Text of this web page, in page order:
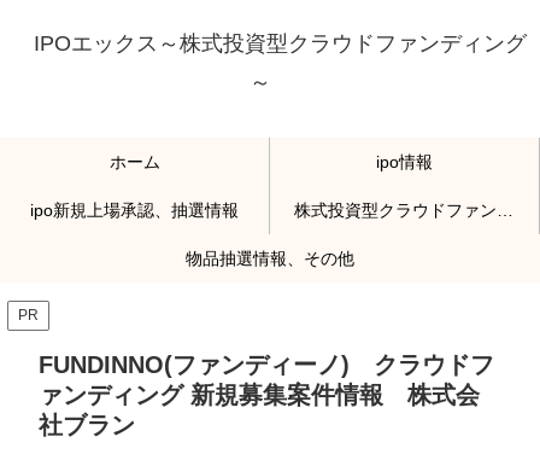
IPOエックス～株式投資型クラウドファンディング
～
ホーム ipo情報
ipo新規上場承認、抽選情報
物品抽選情報、その他
PR
FUNDINNO(ファンディーノ) クラウドフ
ァンディング 新規募集案件情報 株式会
社ブラン